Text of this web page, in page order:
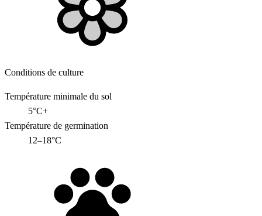
Conditions de culture
Température minimale du sol
5°C+
Température de germination
12–18°C